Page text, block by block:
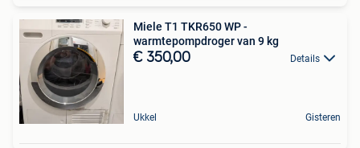
Miele T1 TKR650 WP -
warmtepompdroger van 9 kg
€ 350,00 Details
Ukkel Gisteren